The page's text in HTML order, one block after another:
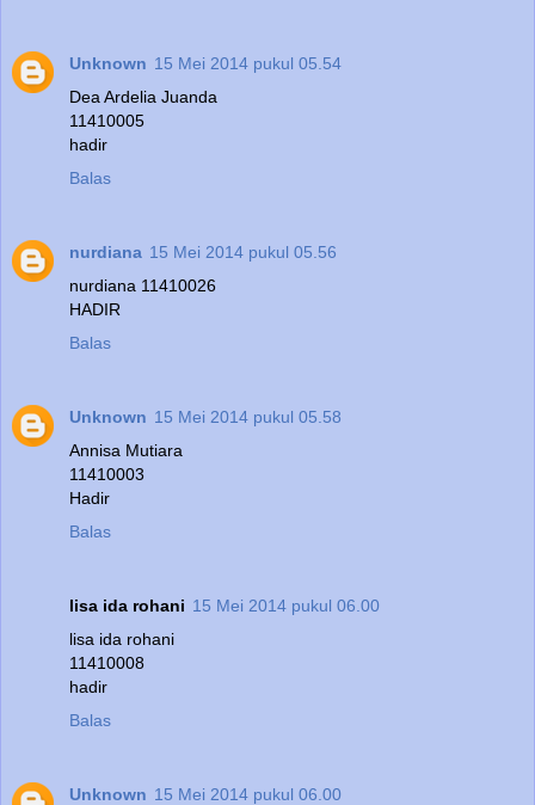
Unknown 15 Mei 2014 pukul 05.54
Dea Ardelia Juanda
11410005
hadir
Balas
nurdiana 15 Mei 2014 pukul 05.56
nurdiana 11410026
HADIR
Balas
Unknown 15 Mei 2014 pukul 05.58
Annisa Mutiara
11410003
Hadir
Balas
lisa ida rohani 15 Mei 2014 pukul 06.00
lisa ida rohani
11410008
hadir
Balas
Unknown 15 Mei 2014 pukul 06.00